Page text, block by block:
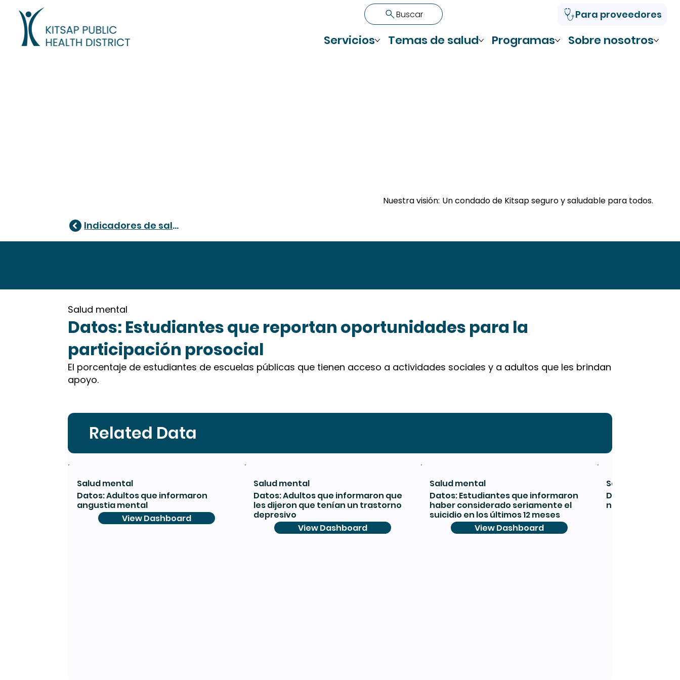
Para proveedores
Buscar
Servicios Temas de salud Programas Sobre nosotros
Nuestra visión: Un condado de Kitsap seguro y saludable para todos.
Salud mental
Datos: Estudiantes que reportan oportunidades para la
participación prosocial
El porcentaje de estudiantes de escuelas públicas que tienen acceso a actividades sociales y a adultos que les brindan
apoyo.
Related Data
Salud mental
Datos: Adultos que informaron
angustia mental
View Dashboard
Salud mental
Datos: Adultos que informaron que
les dijeron que tenían un trastorno
depresivo
View Dashboard
Salud mental
Datos: Estudiantes que informaron
haber considerado seriamente el
suicidio en los últimos 12 meses
View Dashboard
Salud mental
Datos:
no tener apoyo
Indicadores de salud